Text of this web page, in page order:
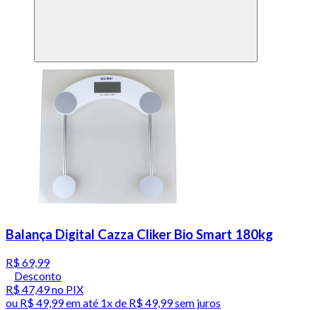
Balança Digital Cazza Cliker Bio Smart 180kg
R$ 69,99
Desconto
R$ 47,49no PIX
ou R$ 49,99em até 1x de R$ 49,99sem juros